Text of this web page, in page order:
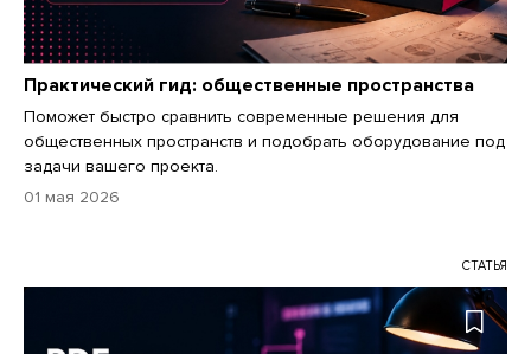
Практический гид: общественные пространства
Поможет быстро сравнить современные решения для
общественных пространств и подобрать оборудование под
задачи вашего проекта.
01 мая 2026
СТАТЬЯ